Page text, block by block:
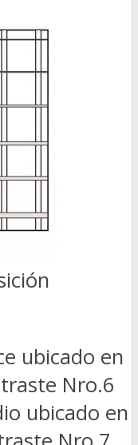
ubicado en
Nro.6
ubicado en